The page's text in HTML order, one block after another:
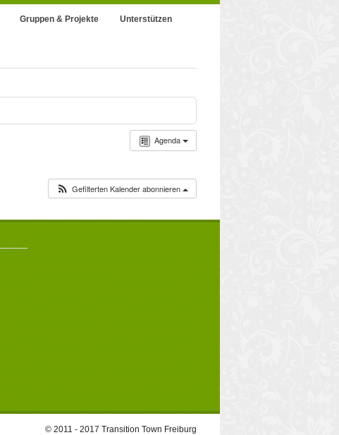
Gruppen & Projekte Unterstützen
Agenda
Gefilterten Kalender abonnieren
© 2011 - 2017 Transition Town Freiburg